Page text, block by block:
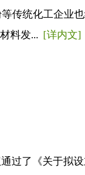
传统化工企业
料发... [详内文]
过了《关于拟